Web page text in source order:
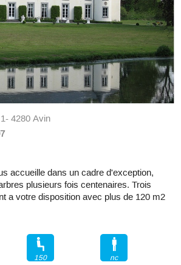
4280 Avin
accueille dans un cadre d'exception,
plusieurs fois centenaires. Trois
a votre disposition avec plus de 120 m2
150 nc